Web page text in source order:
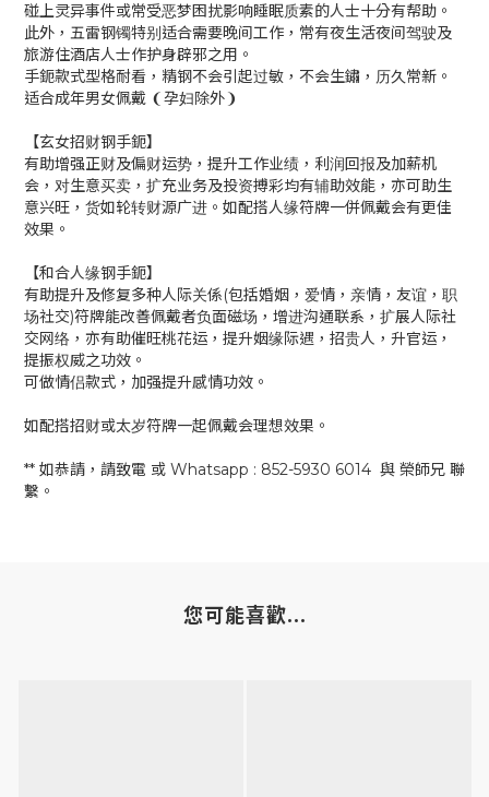
碰上灵异事件或常受恶梦困扰影响睡眠质素的人士十分有帮助。
此外，五雷钢镯特别适合需要晚间工作，常有夜生活夜间驾驶及
旅游住酒店人士作护身辟邪之用。
手鈪款式型格耐看，精钢不会引起过敏，不会生鏽，历久常新。
适合成年男女佩戴 ❨孕妇除外❩
【玄女招财钢手鈪】
有助增强正财及偏财运势，提升工作业绩，利润回报及加薪机
会，对生意买卖，扩充业务及投资搏彩均有辅助效能，亦可助生
意兴旺，货如轮转财源广进。如配搭人缘符牌一併佩戴会有更佳
效果。
【和合人缘钢手鈪】
有助提升及修复多种人际关係(包括婚姻，爱情，亲情，友谊，职
场社交)符牌能改善佩戴者负面磁场，增进沟通联系，扩展人际社
交网络，亦有助催旺桃花运，提升姻缘际遇，招贵人，升官运，
提振权威之功效。
可做情侣款式，加强提升感情功效。
如配搭招财或太岁符牌一起佩戴会理想效果。
** 如恭請，請致電 或 Whatsapp : 852-5930 6014 與 榮師兄 聯
繫。
您可能喜歡...